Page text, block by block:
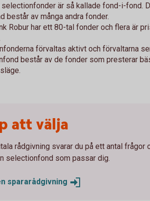
är så kallade fond-i-fond.
består av många andra fonder.
Robur har ett 80-tal fonder och flera är
förvaltas aktivt och förvaltarna
består av de fonder som presterar
att välja
rådgivning svarar du på ett antal
selectionfond som passar dig.
spararådgivning